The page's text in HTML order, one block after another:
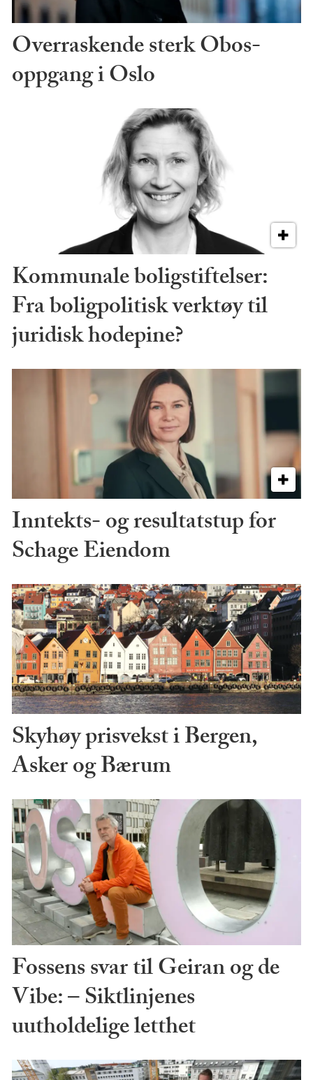
Overraskende sterk Obos-
oppgang i Oslo
Kommunale boligstiftelser:
Fra boligpolitisk verktøy til
juridisk hodepine?
Inntekts- og resultatstup for
Schage Eiendom
Skyhøy prisvekst i Bergen,
Asker og Bærum
Fossens svar til Geiran og de
Vibe: – Siktlinjenes
uutholdelige letthet